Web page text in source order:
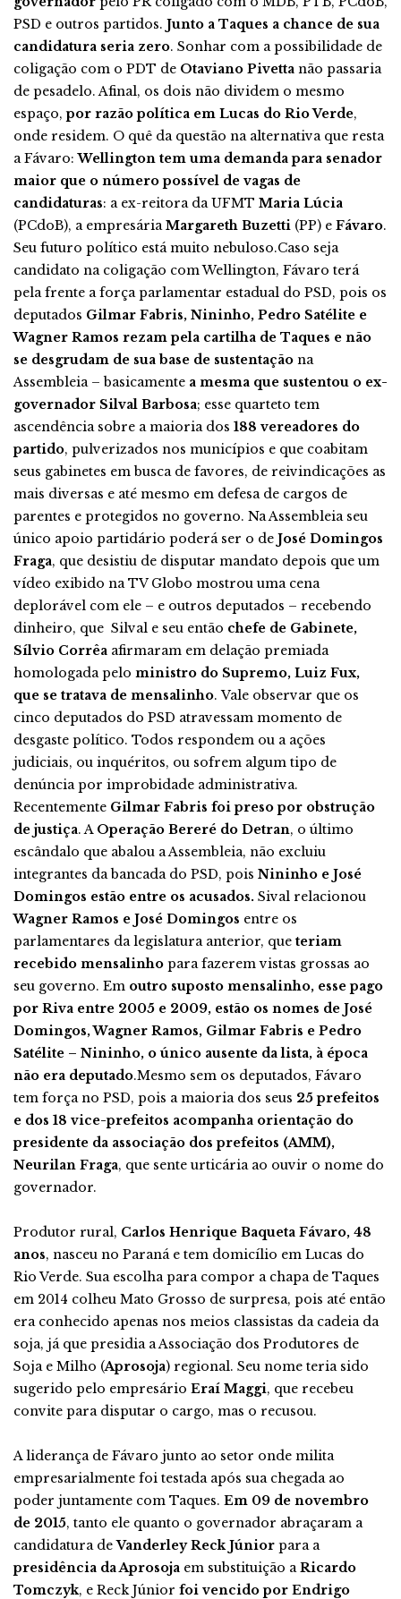
PSD e outros partidos. Junto a Taques a chance de sua
candidatura seria zero. Sonhar com a possibilidade de
coligação com o PDT de Otaviano Pivetta não passaria
de pesadelo. Afinal, os dois não dividem o mesmo
espaço,por razão política em Lucas do Rio Verde,
onde residem. O quê da questão na alternativa que resta
a Fávaro:Wellington tem uma demanda para senador
maior que o número possível de vagas de
candidaturas: a ex-reitora da UFMT Maria Lúcia
(PCdoB), a empresáriaMargareth Buzetti (PP) e Fávaro.
Seu futuro político está muito nebuloso.Caso seja
candidato na coligação com Wellington, Fávaro terá
pela frente a força parlamentar estadual do PSD, pois os
deputados Gilmar Fabris, Nininho, Pedro Satélite e
Wagner Ramos rezam pela cartilha de Taques e não
se desgrudam de sua base de sustentação na
Assembleia – basicamente a mesma que sustentou o ex-
governador Silval Barbosa; esse quarteto tem
ascendência sobre a maioria dos 188 vereadores do
partido, pulverizados nos municípios e que coabitam
seus gabinetes em busca de favores, de reivindicações as
mais diversas e até mesmo em defesa de cargos de
parentes e protegidos no governo. Na Assembleia seu
único apoio partidário poderá ser o de José Domingos
Fraga, que desistiu de disputar mandato depois que um
vídeo exibido na TV Globo mostrou uma cena
deplorável com ele – e outros deputados – recebendo
dinheiro, que Silval e seu então chefe de Gabinete,
Sílvio Corrêa afirmaram em delação premiada
homologada pelo ministro do Supremo, Luiz Fux,
que se tratava de mensalinho. Vale observar que os
cinco deputados do PSD atravessam momento de
desgaste político. Todos respondem ou a ações
judiciais, ou inquéritos, ou sofrem algum tipo de
denúncia por improbidade administrativa.
Recentemente Gilmar Fabris foi preso por obstrução
de justiça. A Operação Bereré do Detran, o último
escândalo que abalou a Assembleia, não excluiu
integrantes da bancada do PSD, pois Nininho e José
Domingos estão entre os acusados. Sival relacionou
Wagner Ramos e José Domingos entre os
parlamentares da legislatura anterior, que teriam
recebido mensalinho para fazerem vistas grossas ao
seu governo. Em outro suposto mensalinho, esse pago
por Riva entre 2005 e 2009, estão os nomes de José
Domingos, Wagner Ramos, Gilmar Fabris e Pedro
Satélite – Nininho, o único ausente da lista, à época
não era deputado.Mesmo sem os deputados, Fávaro
tem força no PSD, pois a maioria dos seus 25 prefeitos
e dos 18 vice-prefeitos acompanha orientação do
presidente da associação dos prefeitos (AMM),
Neurilan Fraga, que sente urticária ao ouvir o nome do
governador.
Produtor rural, Carlos Henrique Baqueta Fávaro, 48
anos, nasceu no Paraná e tem domicílio em Lucas do
Rio Verde. Sua escolha para compor a chapa de Taques
em 2014 colheu Mato Grosso de surpresa, pois até então
era conhecido apenas nos meios classistas da cadeia da
soja, já que presidia a Associação dos Produtores de
Soja e Milho (Aprosoja) regional. Seu nome teria sido
sugerido pelo empresário Eraí Maggi, que recebeu
convite para disputar o cargo, mas o recusou.
A liderança de Fávaro junto ao setor onde milita
empresarialmente foi testada após sua chegada ao
poder juntamente com Taques. Em 09 de novembro
de 2015, tanto ele quanto o governador abraçaram a
candidatura deVanderley Reck Júnior para a
presidência da Aprosoja em substituição aRicardo
Tomczyk, e Reck Júnior foi vencido por Endrigo